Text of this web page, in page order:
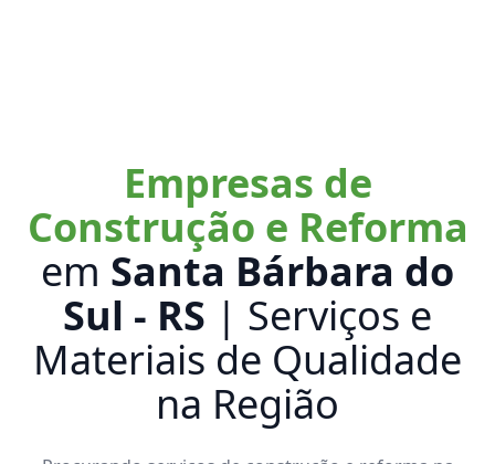
Empresas de
Construção e Reforma
em Santa Bárbara do
Sul - RS | Serviços e
Materiais de Qualidade
na Região